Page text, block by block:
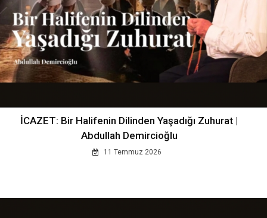
İCAZET: Bir Halifenin Dilinden Yaşadığı Zuhurat |
Abdullah Demircioğlu
11 Temmuz 2026